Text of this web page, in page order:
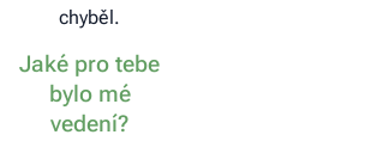
chyběl.
Jaké pro tebe
bylo mé
vedení?